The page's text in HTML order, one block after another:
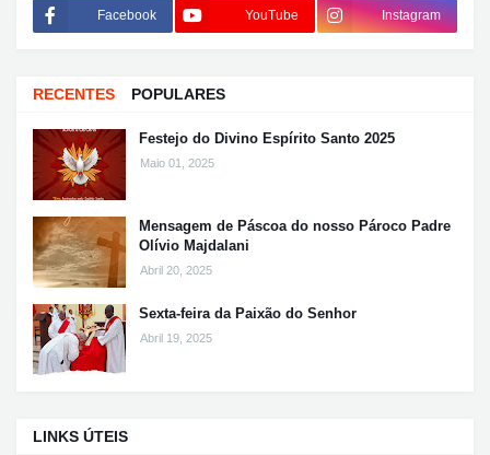
Facebook YouTube Instagram
RECENTES POPULARES
Festejo do Divino Espírito Santo 2025
Maio 01, 2025
Mensagem de Páscoa do nosso Pároco Padre
Olívio Majdalani
Abril 20, 2025
Sexta-feira da Paixão do Senhor
Abril 19, 2025
LINKS ÚTEIS